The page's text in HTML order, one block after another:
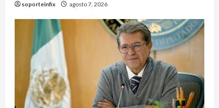
soporteinfix agosto 7, 2026